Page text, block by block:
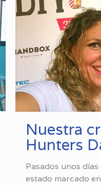
Nuestra
Hunters
Pasados unos
estado marcado